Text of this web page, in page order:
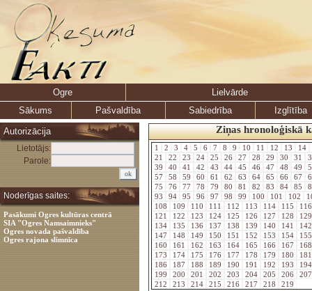
Ogre
Lielvārde
Sākums
Pašvaldība Sabiedrība
Izglītība
Autorizācija
Lietotājs:
Parole:
Noderīgas saites:
Pasākumi Ogres kultūras centrā
SIA "Ogres Namsaimnieks"
Ogres novada pašvaldība
Ogres rajona slimnīca
Ziņas hronoloģiskā
1 2 3 4 5 6 7 8 9 10 11 12 13 14
21
22 23 24 25 26 27 28 29 30 31
39
40 41 42 43 44 45 46 47 48 49
57
58 59 60 61 62 63 64 65 66 67
75
76 77 78 79 80 81 82 83 84 85
93
94 95 96 97 98 99 100 101 102
108
109 110 111 112 113 114 115
121
122 123 124 125 126 127 128
134
135 136 137 138 139 140 141
147
148 149 150 151 152 153 154
160
161 162 163 164 165 166 167
173
174 175 176 177 178 179 180
186
187 188 189 190 191 192 193
199
200 201 202 203 204 205 206
212
213 214 215 216 217 218 219